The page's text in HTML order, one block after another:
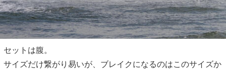
セットは腹。
サイズだけ繋がり易いが、ブレイクになるのはこのサイズか